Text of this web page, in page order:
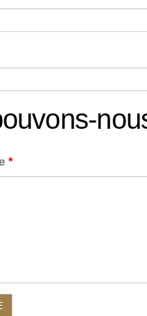
*